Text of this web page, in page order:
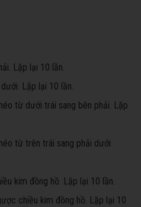
Lặp lại 10 lần.
Lặp lại 10 lần.
từ dưới trái sang bên phải. Lặp
từ trên trái sang phải dưới
kim đồng hồ. Lặp lại 10 lần.
chiều kim đồng hồ. Lặp lại 10